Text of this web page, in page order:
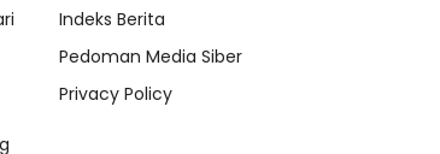
Indeks Berita
Pedoman Media Siber
Privacy Policy